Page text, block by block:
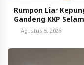
Rumpon Liar
Gandeng KKP
Agustus 5, 2026